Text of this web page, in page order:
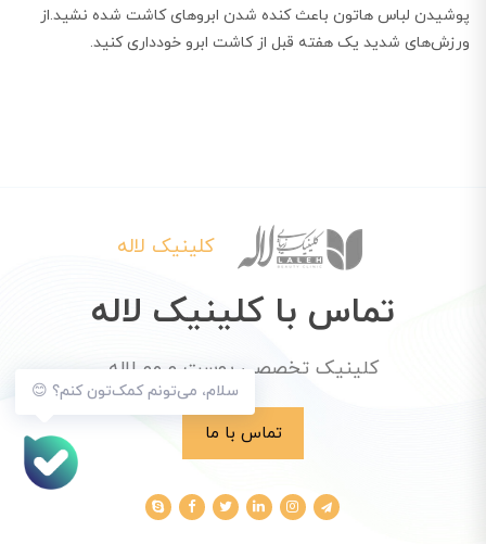
پوشیدن لباس هاتون باعث کنده شدن ابروهای کاشت شده نشید.از
ورزش‌های شدید یک هفته قبل از کاشت ابرو خودداری کنید.
سلام، می‌تونم کمک‌تون کنم؟ 😊
کلینیک لاله
تماس با کلینیک لاله
کلینیک تخصصی پوست و مو لاله
تماس با ما